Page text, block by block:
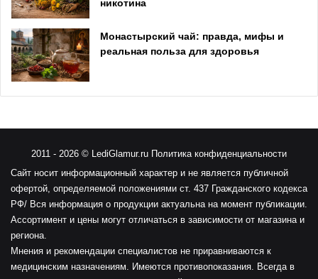
никотина
Монастырский чай: правда, мифы и
реальная польза для здоровья
2011 - 2026 © LediGlamur.ru Политика конфиденциальности
Сайт носит информационный характер и не является публичной
офертой, определяемой положениями ст. 437 Гражданского кодекса
РФ/ Вся информация о продукции актуальна на момент публикации.
Ассортимент и цены могут отличаться в зависимости от магазина и
региона.
Мнения и рекомендации специалистов не приравниваются к
медицинским назначениям. Имеются противопоказания. Всегда в